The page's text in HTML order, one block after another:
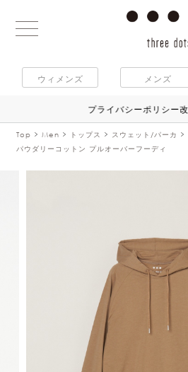
ウィメンズ メンズ
プライバシーポリシー改
Top Men トップス
スウェット/パーカ
パウダリーコットン プルオーバーフーディ